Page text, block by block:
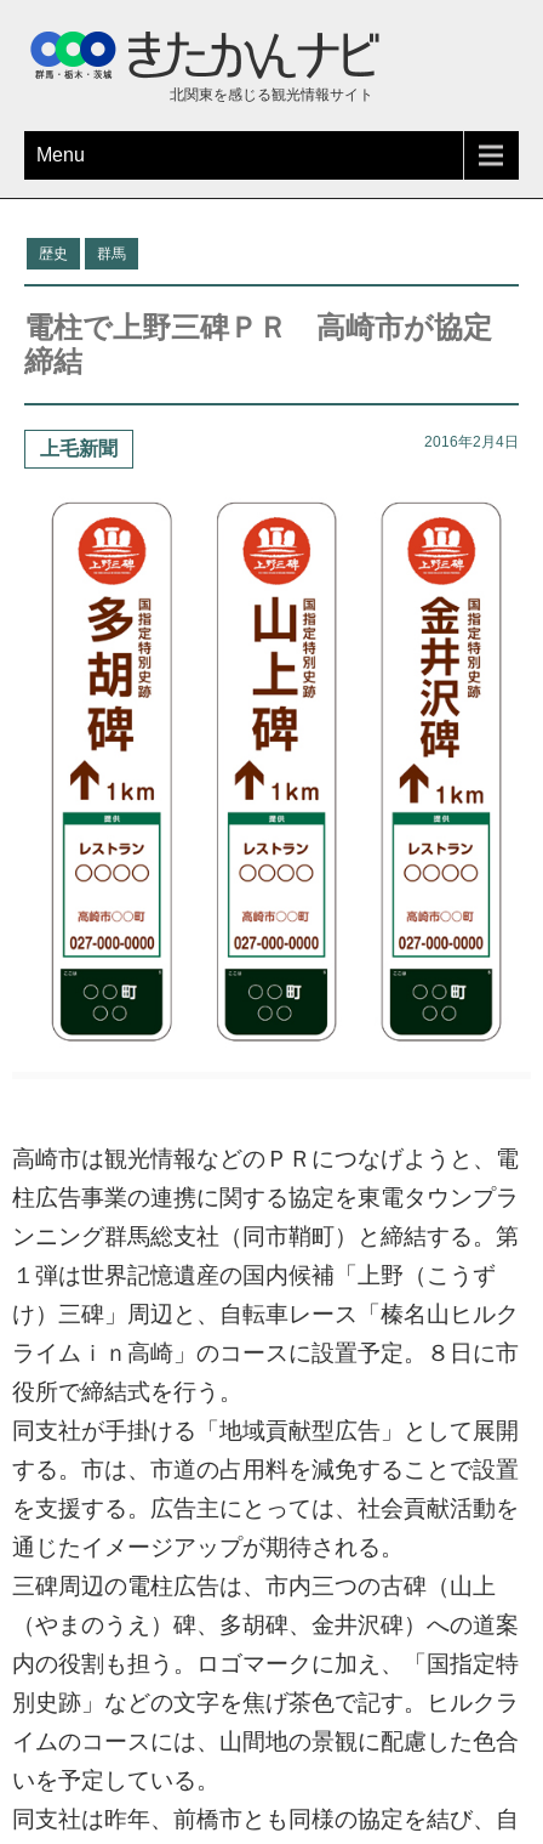
北関東を感じる観光情報サイト
Menu
歴史 群馬
電柱で上野三碑ＰＲ 高崎市が協定
締結
上毛新聞 2016年2月4日
高崎市は観光情報などのＰＲにつなげようと、電
柱広告事業の連携に関する協定を東電タウンプラ
ンニング群馬総支社（同市鞘町）と締結する。第
１弾は世界記憶遺産の国内候補「上野（こうず
け）三碑」周辺と、自転車レース「榛名山ヒルク
ライムｉｎ高崎」のコースに設置予定。８日に市
役所で締結式を行う。
同支社が手掛ける「地域貢献型広告」として展開
する。市は、市道の占用料を減免することで設置
を支援する。広告主にとっては、社会貢献活動を
通じたイメージアップが期待される。
三碑周辺の電柱広告は、市内三つの古碑（山上
（やまのうえ）碑、多胡碑、金井沢碑）への道案
内の役割も担う。ロゴマークに加え、「国指定特
別史跡」などの文字を焦げ茶色で記す。ヒルクラ
イムのコースには、山間地の景観に配慮した色合
いを予定している。
同支社は昨年、前橋市とも同様の協定を結び、自